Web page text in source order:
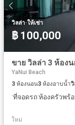
วิลล่า·ให้เช่า
฿ 100,000
ขาย วิลล่า 3 ห้องน
YaNui Beach
3 ห้องนอน3 ห้องอาบน้ำวิ
·ที่จอดรถ·ห้องครัวพร้
ใหม่